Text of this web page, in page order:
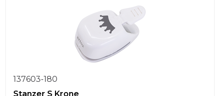
137603-180
Stanzer S Krone